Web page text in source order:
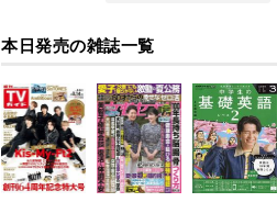
本日発売の雑誌一覧